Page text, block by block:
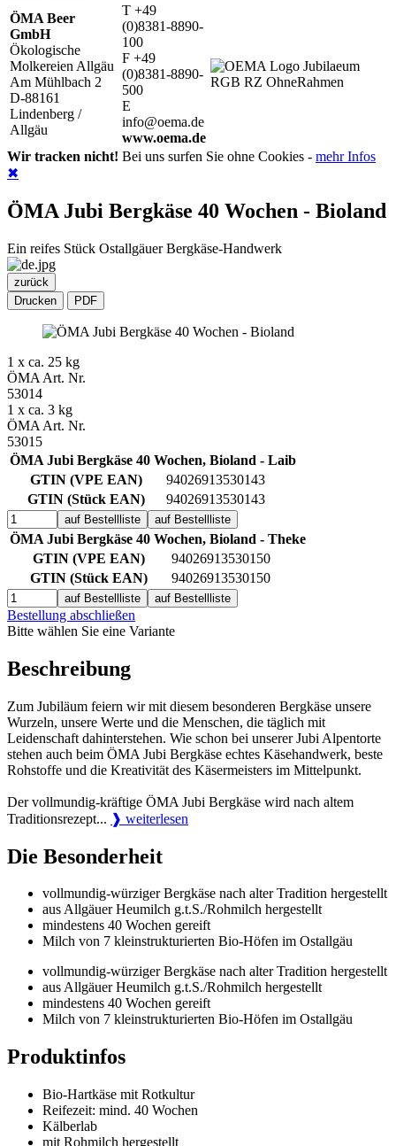
ÖMA Beer
GmbH
Ökologische
Molkereien Allgäu
Am Mühlbach 2
D-88161
Lindenberg /
Allgäu
T +49
(0)8381-8890-
100
F +49
(0)8381-8890-
500
E
info@oema.de
www.oema.de
Wir tracken nicht! Bei uns surfen Sie ohne Cookies - mehr Infos
✖
ÖMA Jubi Bergkäse 40 Wochen - Bioland
Ein reifes Stück Ostallgäuer Bergkäse-Handwerk
zurück
Drucken
PDF
1 x ca. 25 kg
ÖMA Art. Nr.
53014
1 x ca. 3 kg
ÖMA Art. Nr.
53015
ÖMA Jubi Bergkäse 40 Wochen, Bioland - Laib
GTIN (VPE EAN)
94026913530143
GTIN (Stück EAN)
94026913530143
auf Bestellliste auf Bestellliste
ÖMA Jubi Bergkäse 40 Wochen, Bioland - Theke
GTIN (VPE EAN)
94026913530150
GTIN (Stück EAN)
94026913530150
auf Bestellliste auf Bestellliste
Bestellung abschließen
Bitte wählen Sie eine Variante
Beschreibung
Zum Jubiläum feiern wir mit diesem besonderen Bergkäse unsere
Wurzeln, unsere Werte und die Menschen, die täglich mit
Leidenschaft dahinterstehen. Wie schon bei unserer Jubi Alpentorte
stehen auch beim ÖMA Jubi Bergkäse echtes Käsehandwerk, beste
Rohstoffe und die Kreativität des Käsermeisters im Mittelpunkt.
Der vollmundig-kräftige ÖMA Jubi Bergkäse wird nach altem
Traditionsrezept... ❱ weiterlesen
Die Besonderheit
vollmundig-würziger Bergkäse nach alter Tradition hergestellt
aus Allgäuer Heumilch g.t.S./Rohmilch hergestellt
mindestens 40 Wochen gereift
Milch von 7 kleinstrukturierten Bio-Höfen im Ostallgäu
vollmundig-würziger Bergkäse nach alter Tradition hergestellt
aus Allgäuer Heumilch g.t.S./Rohmilch hergestellt
mindestens 40 Wochen gereift
Milch von 7 kleinstrukturierten Bio-Höfen im Ostallgäu
Produktinfos
Bio-Hartkäse mit Rotkultur
Reifezeit: mind. 40 Wochen
Kälberlab
mit Rohmilch hergestellt